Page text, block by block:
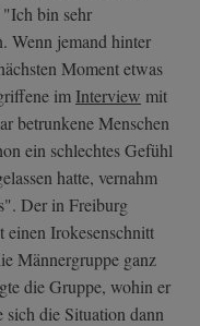
bin sehr
Wenn jemand hinter
Moment etwas
imInterview mit
betrunkene Menschen
ein schlechtes Gefühl
hatte, vernahm
Der in Freiburg
einen Irokesenschnitt
Männergruppe ganz
die Gruppe, wohin er
sich die Situation dann